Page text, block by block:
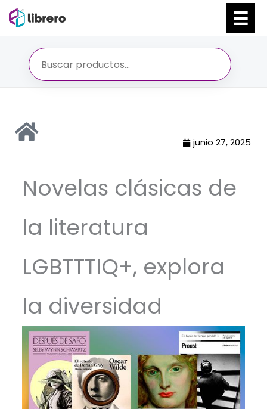
junio 27, 2025
Novelas clásicas de
la literatura
LGBTTTIQ+, explora
la diversidad